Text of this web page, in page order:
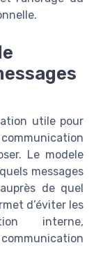
utile pour
Le modele
messages
de quel
d’éviter les
interne,